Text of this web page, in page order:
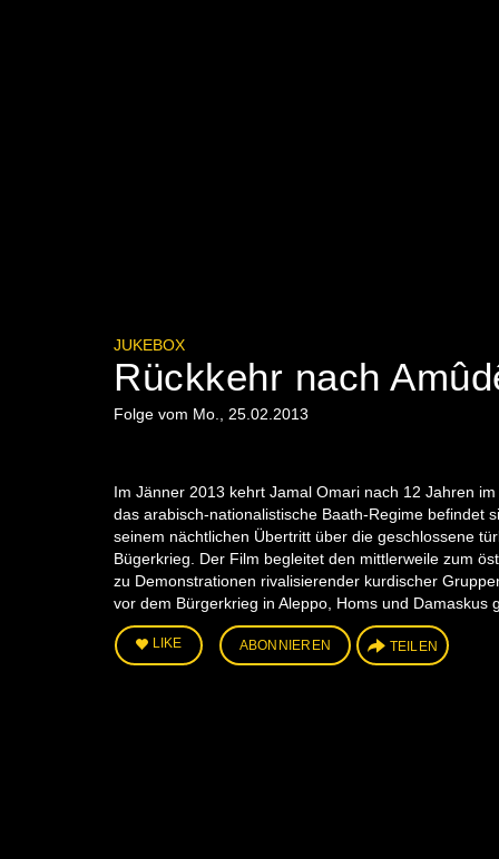
JUKEBOX
Rückkehr nach
Folge vom Mo., 25.02.2013
Im Jänner 2013 kehrt Jamal Omari nach 12 Jahren
das arabisch-nationalistische Baath-Regime befindet
seinem nächtlichen Übertritt über die geschlossene
Bügerkrieg. Der Film begleitet den mittlerweile zum
zu Demonstrationen rivalisierender kurdischer
vor dem Bürgerkrieg in Aleppo, Homs und Damaskus
LIKE ABONNIEREN TEILEN